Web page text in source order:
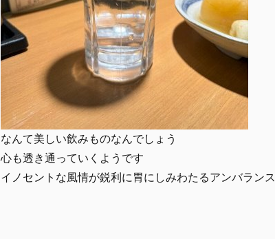
なんて美しい飲みものなんでしょう
心も透き通っていくようです
イノセントな風情が鋭利に胃にしみわたるアンバランス